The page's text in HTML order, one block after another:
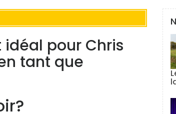
pour Chris
tant que